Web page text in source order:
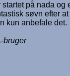
på nada og
søvn efter
kun anbefale det.
bruger